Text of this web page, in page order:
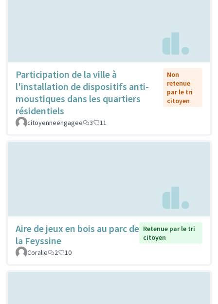
Participation de la ville à
l'installation de dispositifs anti-
moustiques dans les quartiers
résidentiels
Non
retenue
par le tri
citoyen
citoyenneengagee 3 11
Aire de jeux en bois au parc de
la Feyssine
Retenue par le tri
citoyen
Coralie
2 10